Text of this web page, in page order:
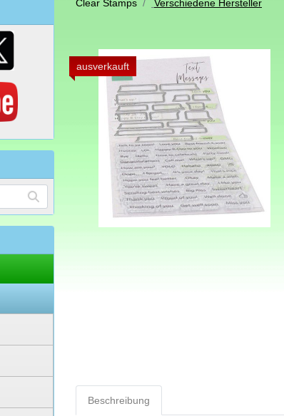
Clear Stamps Verschiedene Hersteller
ausverkauft
Beschreibung